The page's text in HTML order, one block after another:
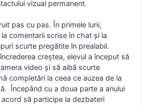
vizual permanent.
pas cu pas. În primele luni,
comentarii scrise în chat și la
scurte pregătite în prealabil.
creștea, elevul a început să
video și să aibă scurte
completări la ceea ce auzea de la
Începând cu a doua parte a anului
să participe la dezbateri